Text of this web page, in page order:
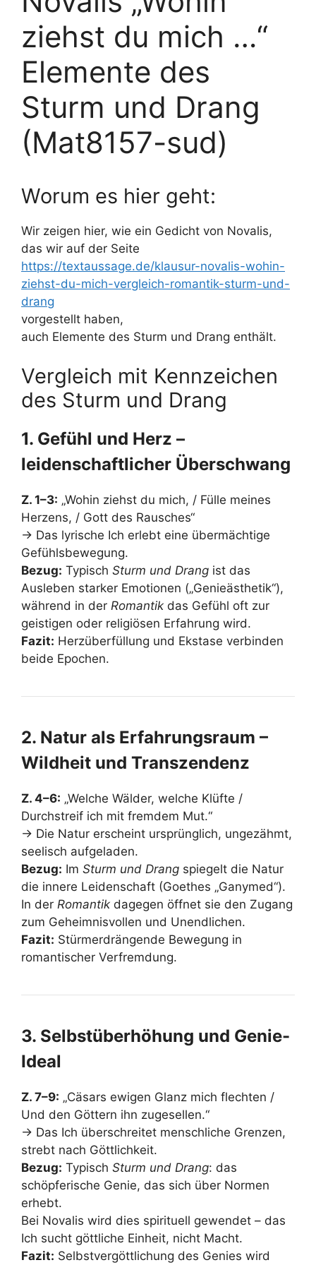
ziehst du mich …“
Elemente des
Sturm und Drang
(Mat8157-sud)
Worum es hier geht:
Wir zeigen hier, wie ein Gedicht von Novalis,
das wir auf der Seite
https://textaussage.de/klausur-novalis-wohin-
ziehst-du-mich-vergleich-romantik-sturm-und-
drang
vorgestellt haben,
auch Elemente des Sturm und Drang enthält.
Vergleich mit Kennzeichen
des Sturm und Drang
1. Gefühl und Herz –
leidenschaftlicher Überschwang
Z. 1–3: „Wohin ziehst du mich, / Fülle meines
Herzens, / Gott des Rausches“
→ Das lyrische Ich erlebt eine übermächtige
Gefühlsbewegung.
Bezug: Typisch Sturm und Drang ist das
Ausleben starker Emotionen („Genieästhetik“),
während in der Romantik das Gefühl oft zur
geistigen oder religiösen Erfahrung wird.
Fazit: Herzüberfüllung und Ekstase verbinden
beide Epochen.
2. Natur als Erfahrungsraum –
Wildheit und Transzendenz
Z. 4–6: „Welche Wälder, welche Klüfte /
Durchstreif ich mit fremdem Mut.“
→ Die Natur erscheint ursprünglich, ungezähmt,
seelisch aufgeladen.
Bezug: Im Sturm und Drang spiegelt die Natur
die innere Leidenschaft (Goethes „Ganymed“).
In der Romantik dagegen öffnet sie den Zugang
zum Geheimnisvollen und Unendlichen.
Fazit: Stürmerdrängende Bewegung in
romantischer Verfremdung.
3. Selbstüberhöhung und Genie-
Ideal
Z. 7–9: „Cäsars ewigen Glanz mich flechten /
Und den Göttern ihn zugesellen.“
→ Das Ich überschreitet menschliche Grenzen,
strebt nach Göttlichkeit.
Bezug: Typisch Sturm und Drang: das
schöpferische Genie, das sich über Normen
erhebt.
Bei Novalis wird dies spirituell gewendet – das
Ich sucht göttliche Einheit, nicht Macht.
Fazit: Selbstvergöttlichung des Genies wird